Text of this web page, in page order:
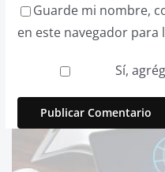
Guarde mi nombre,
en este navegador para
Sí,